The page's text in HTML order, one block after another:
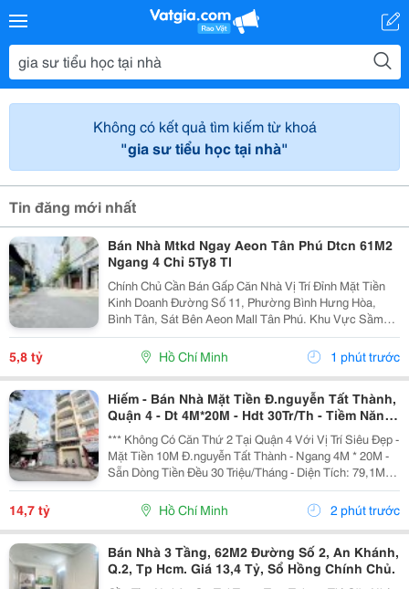
Không có kết quả tìm kiếm từ khoá
"gia sư tiểu học tại nhà"
Tin đăng mới nhất
Bán Nhà Mtkd Ngay Aeon Tân Phú Dtcn 61M2
Ngang 4 Chỉ 5Ty8 Tl
Chính Chủ Cần Bán Gấp Căn Nhà Vị Trí Đỉnh Mặt Tiền
Kinh Doanh Đường Số 11, Phường Bình Hưng Hòa,
Bình Tân, Sát Bên Aeon Mall Tân Phú. Khu Vực Sầm
Uất, Buôn Bán Nhộn Nhịp, Tiện Di Chuyển Ra Lê Trọng
Tấn, Quốc Lộ 1A. - Thông Số Vàng: Chiều Ngang 4M
5,8 tỷ Hồ Chí Minh 1 phút trước
Hiếm - Bán Nhà Mặt Tiền Đ.nguyễn Tất Thành,
Quận 4 - Dt 4M*20M - Hdt 30Tr/Th - Tiềm Năng
Tương Lai Giá Trị Cảng Nguyễn Tất Thành
Phát Triển
*** Không Có Căn Thứ 2 Tại Quận 4 Với Vị Trí Siêu Đẹp -
Mặt Tiền 10M Đ.nguyễn Tất Thành - Ngang 4M * 20M -
Sẵn Dòng Tiền Đều 30 Triệu/Tháng - Diện Tích: 79,1M2.
- Kết Cấu: 4 Tầng. - Đang Cho Thuê Khoán Chdv:
30Tr/Th. - Vị Trí Siêu Hiếm Bán Ngay...
14,7 tỷ Hồ Chí Minh 2 phút trước
Bán Nhà 3 Tầng, 62M2 Đường Số 2, An Khánh,
Q.2, Tp Hcm. Giá 13,4 Tỷ, Sổ Hồng Chính Chủ.